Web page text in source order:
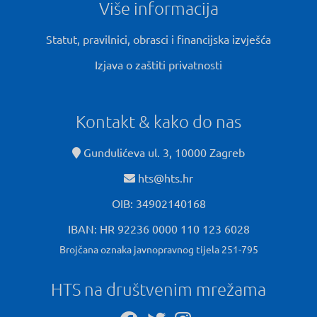
Više informacija
Statut, pravilnici, obrasci i financijska izvješća
Izjava o zaštiti privatnosti
Kontakt & kako do nas
Gundulićeva ul. 3, 10000 Zagreb
hts@hts.hr
OIB: 34902140168
IBAN: HR 92236 0000 110 123 6028
Brojčana oznaka javnopravnog tijela 251-795
HTS na društvenim mrežama